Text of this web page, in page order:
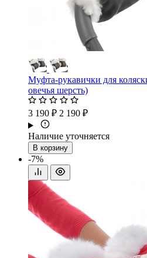
Муфта-рукавички для
овечья шерсть)
3 190 ₽ 2 190 ₽
Наличие уточняется
В корзину
-7%